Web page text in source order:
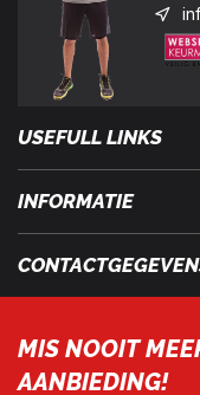
USEFULL LINKS
INFORMATIE
MIS NOOIT
AANBIEDING!